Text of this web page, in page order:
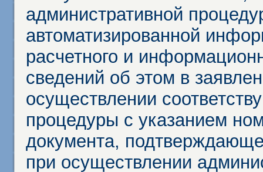
административной
автоматизированной
расчетного и
сведений об этом в
осуществлении
процедуры с указанием
документа,
при осуществлении